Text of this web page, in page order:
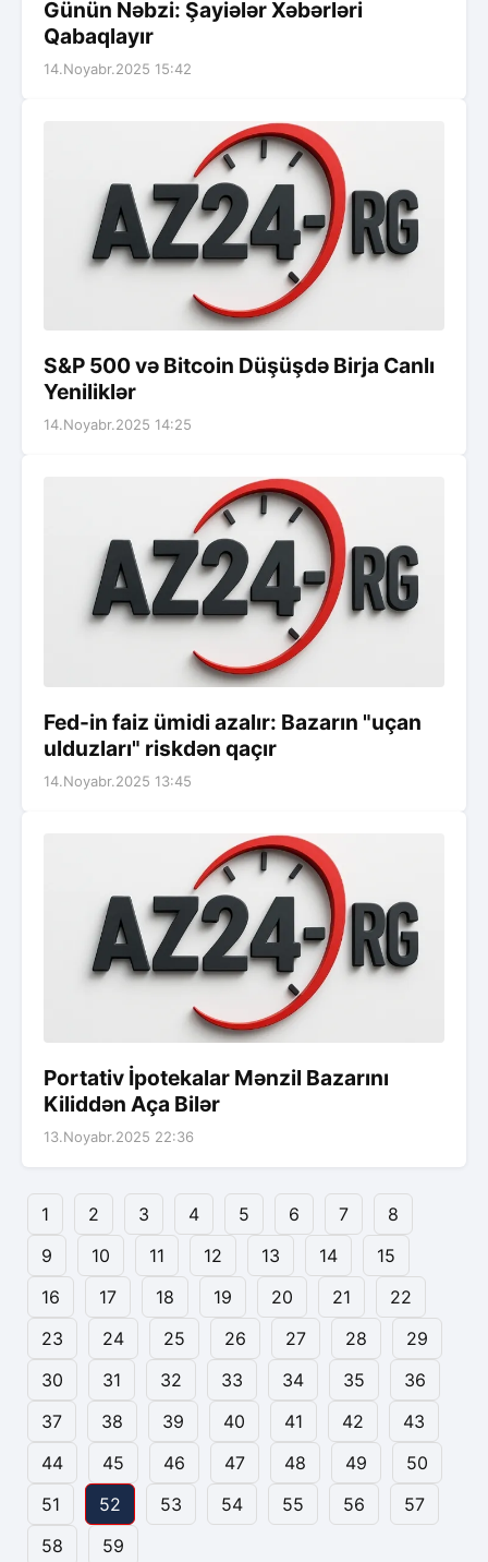
Günün Nəbzi: Şayiələr Xəbərləri
Qabaqlayır
14.Noyabr.2025 15:42
S&P 500 və Bitcoin Düşüşdə Birja Canlı
Yeniliklər
14.Noyabr.2025 14:25
Fed-in faiz ümidi azalır: Bazarın "uçan
ulduzları" riskdən qaçır
14.Noyabr.2025 13:45
Portativ İpotekalar Mənzil Bazarını
Kiliddən Aça Bilər
13.Noyabr.2025 22:36
1 2 3 4 5 6 7
8
9
10 11 12 13 14
15
16
17 18 19 20 21
22
23
24 25 26 27 28
29
30
31 32 33 34 35
36
37
38 39 40 41 42
43
44
45 46 47 48 49
50
51
52 53 54 55 56
57
58
59